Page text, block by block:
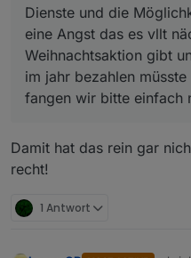
Dienste und die
eine Angst das es vllt
Weihnachtsaktion gibt
im jahr bezahlen
fangen wir bitte einfach
Damit hat das rein gar
recht!
1 Antwort